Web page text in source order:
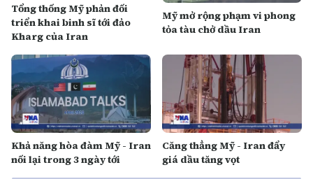
Tổng thống Mỹ phản đối
triển khai binh sĩ tới đảo
Kharg của Iran
Mỹ mở rộng phạm vi phong
tỏa tàu chở dầu Iran
Khả năng hòa đàm Mỹ - Iran
nối lại trong 3 ngày tới
Căng thẳng Mỹ - Iran đẩy
giá dầu tăng vọt